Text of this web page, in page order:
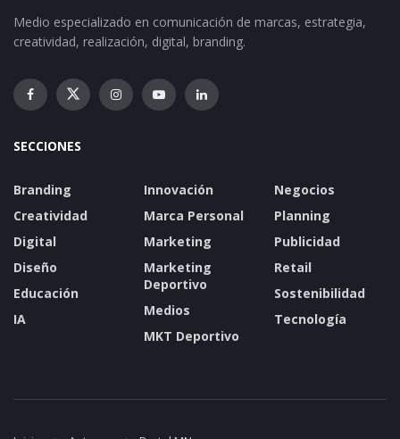
Medio especializado en comunicación de marcas, estrategia,
creatividad, realización, digital, branding.
SECCIONES
Branding
Creatividad
Digital
Diseño
Educación
IA
Innovación
Marca Personal
Marketing
Marketing
Deportivo
Medios
MKT Deportivo
Negocios
Planning
Publicidad
Retail
Sostenibilidad
Tecnología